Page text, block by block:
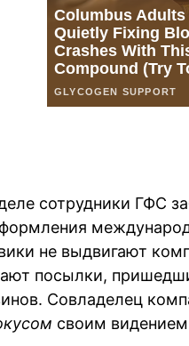
сотрудники ГФС
не выдвигают
посылки,
Совладелец
своим